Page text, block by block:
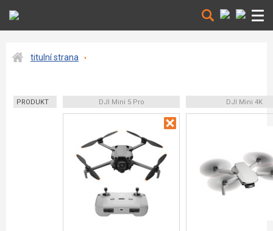
titulní strana
PRODUKT DJI Mini 5 Pro DJI Mini 4K